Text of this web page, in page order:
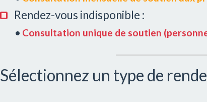
Rendez-vous indisponible :
• Consultation unique de soutien
Sélectionnez un type de